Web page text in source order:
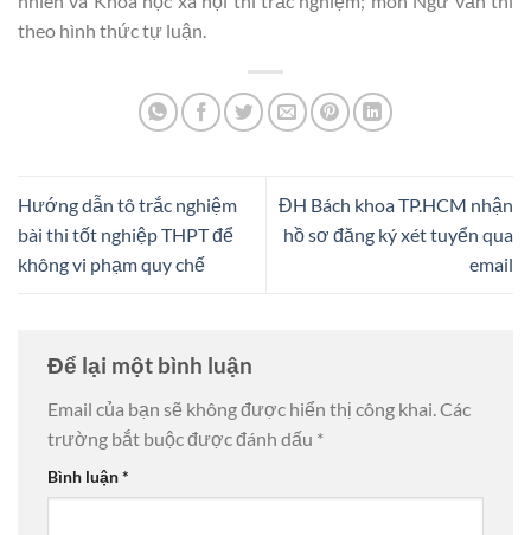
theo hình thức tự luận.
Hướng dẫn tô trắc nghiệm
bài thi tốt nghiệp THPT để
không vi phạm quy chế
ĐH Bách khoa TP.HCM nhận
hồ sơ đăng ký xét tuyển qua
email
Để lại một bình luận
Email của bạn sẽ không được hiển thị công khai.Các
trường bắt buộc được đánh dấu *
Bình luận*